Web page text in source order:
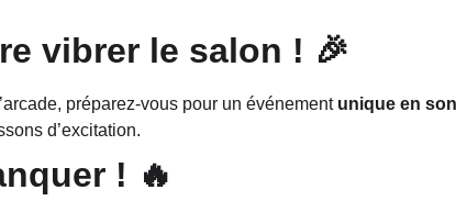
vibrer le salon ! 🎉
préparez-vous pour un événement unique en
d’excitation.
! 🔥